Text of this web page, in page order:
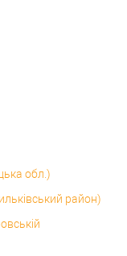
обл.)
район)